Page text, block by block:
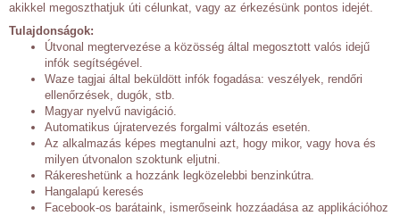
akikkel megoszthatjuk úti célunkat, vagy az érkezésünk pontos idejét.
Tulajdonságok:
Útvonal megtervezése a közösség által megosztott valós idejű
infók segítségével.
Waze tagjai által beküldött infók fogadása: veszélyek, rendőri
ellenőrzések, dugók, stb.
Magyar nyelvű navigáció.
Automatikus újratervezés forgalmi változás esetén.
Az alkalmazás képes megtanulni azt, hogy mikor, vagy hova és
milyen útvonalon szoktunk eljutni.
Rákereshetünk a hozzánk legközelebbi benzinkútra.
Hangalapú keresés
Facebook-os barátaink, ismerőseink hozzáadása az applikációhoz